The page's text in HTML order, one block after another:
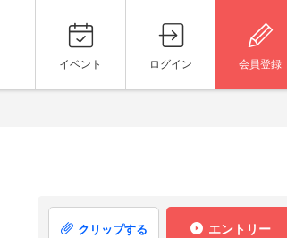
イベント ログイン 会員登録
クリップする エントリー